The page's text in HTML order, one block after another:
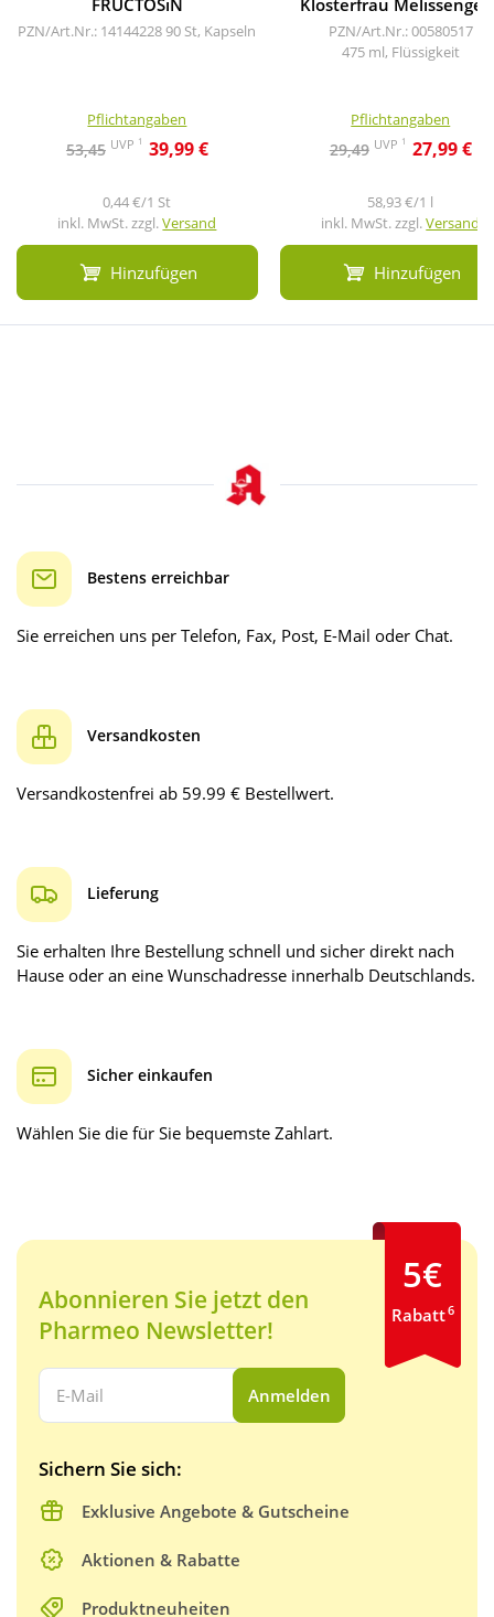
PZN/Art.Nr.: 1414422890 St, Kapseln
Pflichtangaben
53,45 UVP 1 39,99 €
0,44 €/1 St
inkl. MwSt. zzgl.Versand
Hinzufügen
PZN/Art.Nr.: 00580517
475 ml, Flüssigkeit
Pflichtangaben
29,49 UVP 1 27,99 €
58,93 €/1 l
inkl. MwSt. zzgl.Versand
Hinzufügen
Bestens erreichbar
Sie erreichen uns per Telefon, Fax, Post, E-Mail oder Chat.
Versandkosten
Versandkostenfrei ab 59.99 € Bestellwert.
Lieferung
Sie erhalten Ihre Bestellung schnell und sicher direkt nach
Hause oder an eine Wunschadresse innerhalb Deutschlands.
Sicher einkaufen
Wählen Sie die für Sie bequemste Zahlart.
Abonnieren Sie jetzt den
Pharmeo Newsletter!
Ihre E-Mail Adresse:
Anmelden
Sichern Sie sich:
Exklusive Angebote & Gutscheine
Aktionen & Rabatte
Produktneuheiten
5€
Rabatt6